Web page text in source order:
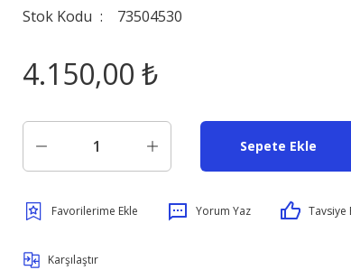
Stok Kodu
73504530
4.150,00 ₺
Sepete Ekle
Yorum Yaz Tavsiye
Karşılaştır